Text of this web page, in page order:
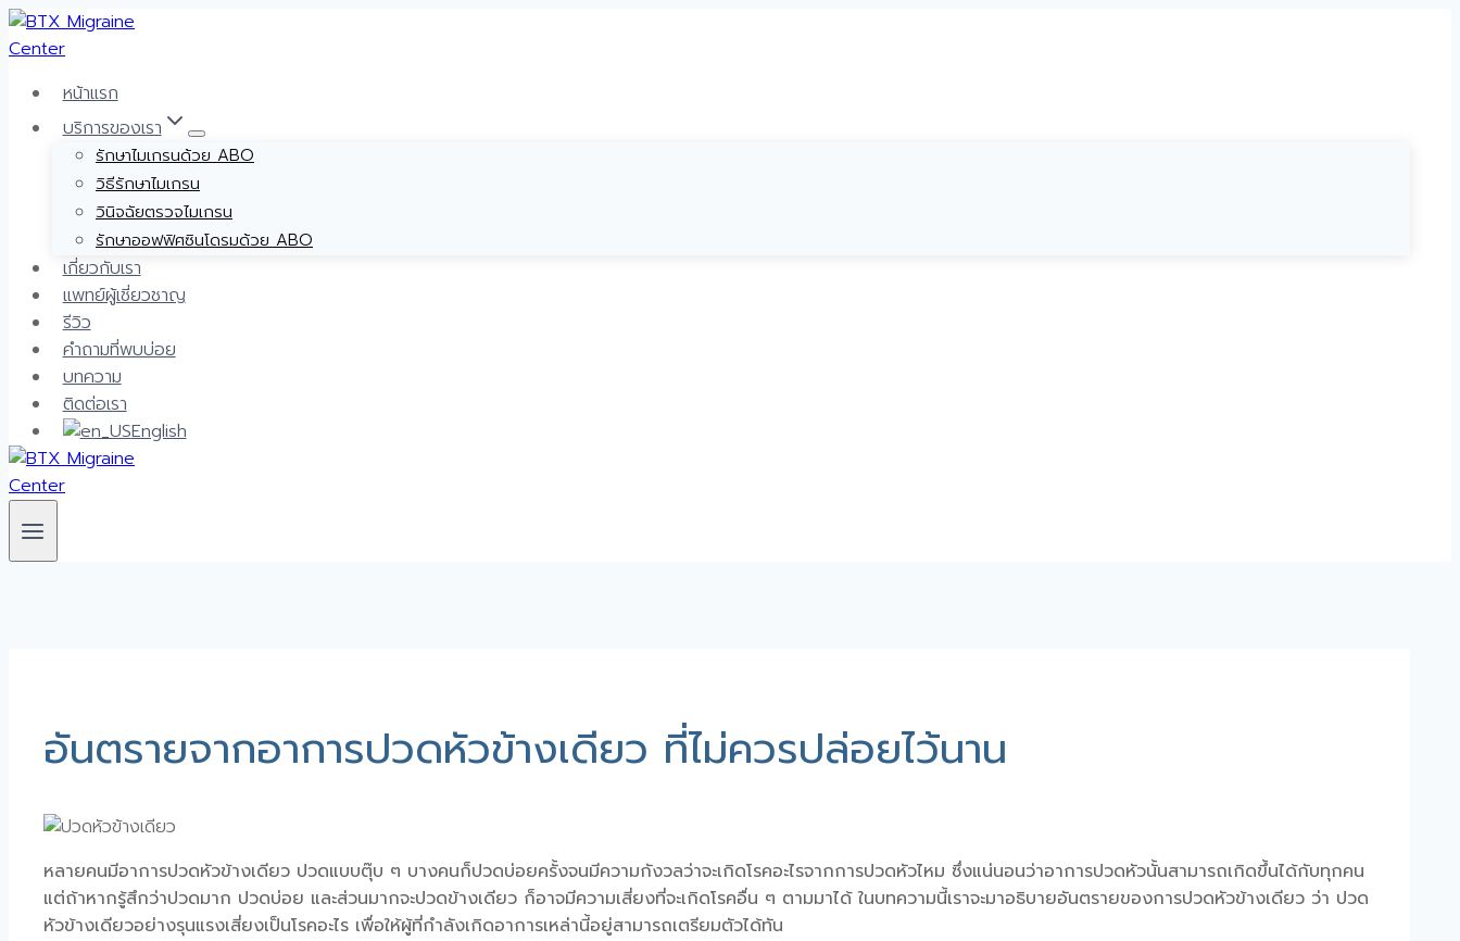
Skip
to
หน้าแรก
บริการของเรา
รักษาไมเกรนด้วย ABO
วิธีรักษาไมเกรน
วินิจฉัยตรวจไมเกรน
รักษาออฟฟิศซินโดรมด้วย ABO
เกี่ยวกับเรา
แพทย์ผู้เชี่ยวชาญ
รีวิว
คำถามที่พบบ่อย
บทความ
ติดต่อเรา
English
อันตรายจากอาการปวดหัวข้างเดียว ที่ไม่ควรปล่อยไว้นาน
หลายคนมีอาการปวดหัวข้างเดียว ปวดแบบตุ๊บ ๆ บางคนก็ปวดบ่อยครั้งจนมีความกังวลว่าจะเกิดโรคอะไรจากการปวดหัวไหม ซึ่งแน่นอนว่าอาการปวดหัวนั้นสามารถเกิดขึ้นได้กับทุกคน
แต่ถ้าหากรู้สึกว่าปวดมาก ปวดบ่อย และส่วนมากจะปวดข้างเดียว ก็อาจมีความเสี่ยงที่จะเกิดโรคอื่น ๆ ตามมาได้ ในบทความนี้เราจะมาอธิบายอันตรายของการปวดหัวข้างเดียว ว่า ปวด
หัวข้างเดียวอย่างรุนแรงเสี่ยงเป็นโรคอะไร เพื่อให้ผู้ที่กำลังเกิดอาการเหล่านี้อยู่สามารถเตรียมตัวได้ทัน